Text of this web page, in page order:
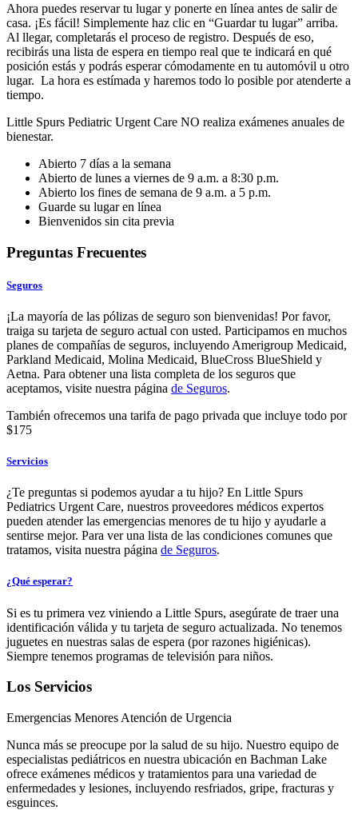
Ahora puedes reservar tu lugar y ponerte en línea antes de salir de
casa. ¡Es fácil! Simplemente haz clic en “Guardar tu lugar” arriba.
Al llegar, completarás el proceso de registro. Después de eso,
recibirás una lista de espera en tiempo real que te indicará en qué
posición estás y podrás esperar cómodamente en tu automóvil u otro
lugar. La hora es estímada y haremos todo lo posible por atenderte a
tiempo.
Little Spurs Pediatric Urgent Care NO realiza exámenes anuales de
bienestar.
Abierto 7 días a la semana
Abierto de lunes a viernes de 9 a.m. a 8:30 p.m.
Abierto los fines de semana de 9 a.m. a 5 p.m.
Guarde su lugar en línea
Bienvenidos sin cita previa
Preguntas Frecuentes
Seguros
¡La mayoría de las pólizas de seguro son bienvenidas! Por favor,
traiga su tarjeta de seguro actual con usted. Participamos en muchos
planes de compañías de seguros, incluyendo Amerigroup Medicaid,
Parkland Medicaid, Molina Medicaid, BlueCross BlueShield y
Aetna. Para obtener una lista completa de los seguros que
aceptamos, visite nuestra página de Seguros.
También ofrecemos una tarifa de pago privada que incluye todo por
$175
Servicios
¿Te preguntas si podemos ayudar a tu hijo? En Little Spurs
Pediatrics Urgent Care, nuestros proveedores médicos expertos
pueden atender las emergencias menores de tu hijo y ayudarle a
sentirse mejor. Para ver una lista de las condiciones comunes que
tratamos, visita nuestra página de Seguros.
¿Qué esperar?
Si es tu primera vez viniendo a Little Spurs, asegúrate de traer una
identificación válida y tu tarjeta de seguro actualizada. No tenemos
juguetes en nuestras salas de espera (por razones higiénicas).
Siempre tenemos programas de televisión para niños.
Los Servicios
Emergencias Menores Atención de Urgencia
Nunca más se preocupe por la salud de su hijo. Nuestro equipo de
especialistas pediátricos en nuestra ubicación en Bachman Lake
ofrece exámenes médicos y tratamientos para una variedad de
enfermedades y lesiones, incluyendo resfriados, gripe, fracturas y
esguinces.